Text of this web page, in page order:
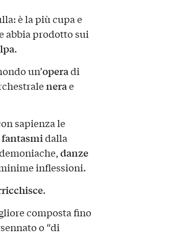
è la più cupa e
abbia prodotto sui
.
un’operadi
nerae
sapienza le
fantasmidalla
danze
inflessioni.
.
composta fino
o “di